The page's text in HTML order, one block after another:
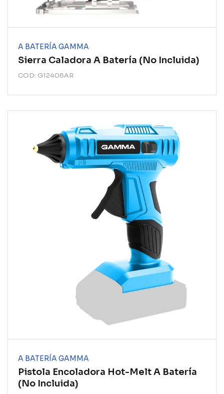
A BATERÍA GAMMA
Sierra Caladora A Batería (no Incluida)
COD: G12408AR
A BATERÍA GAMMA
Pistola Encoladora Hot-Melt A Batería
(no Incluida)